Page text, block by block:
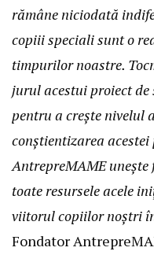
rămâne niciodată
copiii speciali sunt o
timpurilor noastre.
jurul acestui proiect
pentru a crește nivelul
conștientizarea
AntrepreMAME unește
toate resursele acele
viitorul copiilor noștri
Fondator